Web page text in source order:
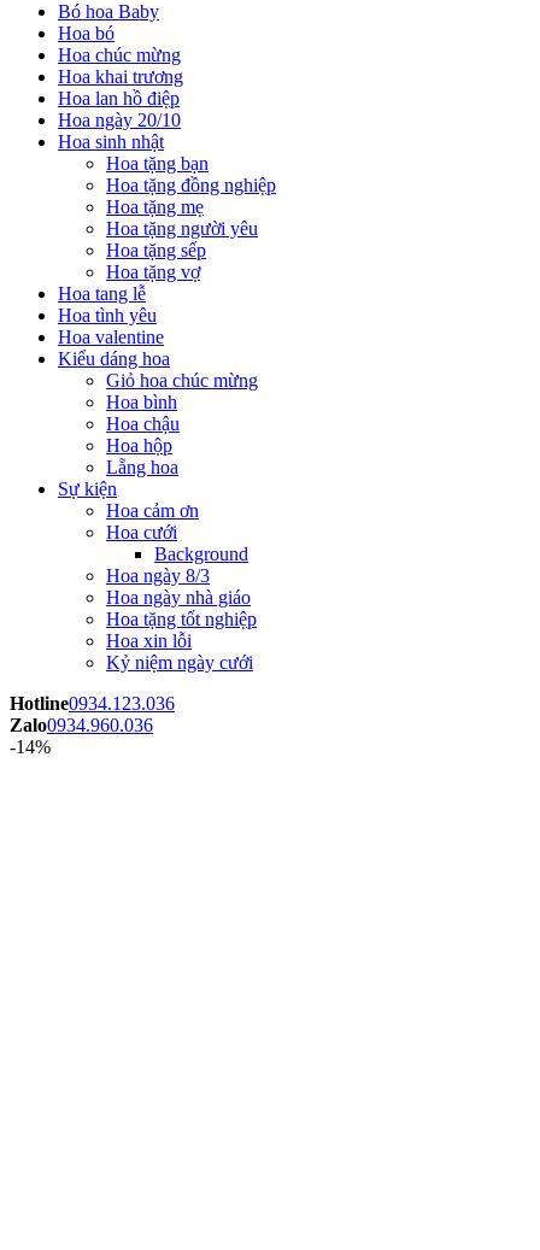
Bó hoa Baby
Hoa bó
Hoa chúc mừng
Hoa khai trương
Hoa lan hồ điệp
Hoa ngày 20/10
Hoa sinh nhật
Hoa tặng bạn
Hoa tặng đồng nghiệp
Hoa tặng mẹ
Hoa tặng người yêu
Hoa tặng sếp
Hoa tặng vợ
Hoa tang lễ
Hoa tình yêu
Hoa valentine
Kiểu dáng hoa
Giỏ hoa chúc mừng
Hoa bình
Hoa chậu
Hoa hộp
Lẵng hoa
Sự kiện
Hoa cảm ơn
Hoa cưới
Background
Hoa ngày 8/3
Hoa ngày nhà giáo
Hoa tặng tốt nghiệp
Hoa xin lỗi
Kỷ niệm ngày cưới
Hotline0934.123.036
Zalo0934.960.036
-14%